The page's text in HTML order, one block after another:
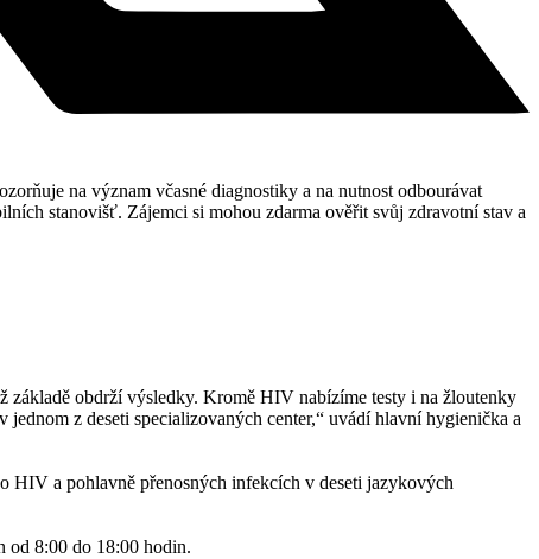
na význam včasné diagnostiky a na nutnost odbourávat
stanovišť. Zájemci si mohou zdarma ověřit svůj zdravotní stav a
základě obdrží výsledky. Kromě HIV nabízíme testy i na žloutenky
z deseti specializovaných center,“ uvádí hlavní hygienička a
HIV a pohlavně přenosných infekcích v deseti jazykových
od 8:00 do 18:00 hodin.